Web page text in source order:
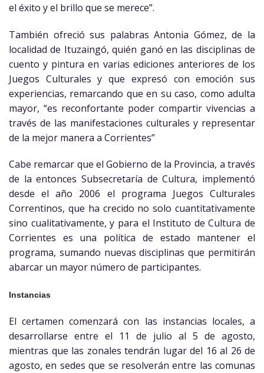
el éxito y el brillo que se merece”.
También ofreció sus palabras Antonia Gómez, de la
localidad de Ituzaingó, quién ganó en las disciplinas de
cuento y pintura en varias ediciones anteriores de los
Juegos Culturales y que expresó con emoción sus
experiencias, remarcando que en su caso, como adulta
mayor, “es reconfortante poder compartir vivencias a
través de las manifestaciones culturales y representar
de la mejor manera a Corrientes”
Cabe remarcar que el Gobierno de la Provincia, a través
de la entonces Subsecretaría de Cultura, implementó
desde el año 2006 el programa Juegos Culturales
Correntinos, que ha crecido no solo cuantitativamente
sino cualitativamente, y para el Instituto de Cultura de
Corrientes es una política de estado mantener el
programa, sumando nuevas disciplinas que permitirán
abarcar un mayor número de participantes.
Instancias
El certamen comenzará con las instancias locales, a
desarrollarse entre el 11 de julio al 5 de agosto,
mientras que las zonales tendrán lugar del 16 al 26 de
agosto, en sedes que se resolverán entre las comunas